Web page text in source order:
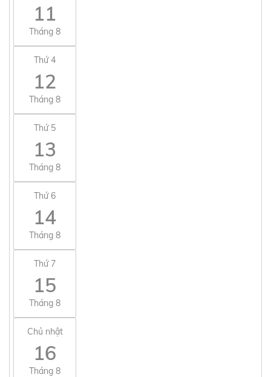
11
Tháng 8
Thứ 4
12
Tháng 8
Thứ 5
13
Tháng 8
Thứ 6
14
Tháng 8
Thứ 7
15
Tháng 8
Chủ nhật
16
Tháng 8